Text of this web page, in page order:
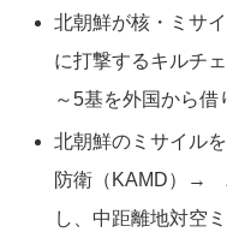
北朝鮮が核・ミサ
に打撃するキルチ
～5基を外国から借
北朝鮮のミサイル
防衛（KAMD）→
し、中距離地対空